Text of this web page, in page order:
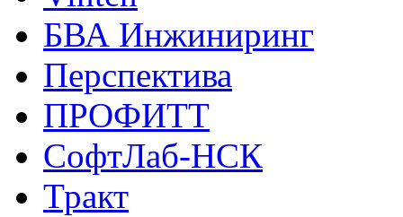
БВА Инжиниринг
Перспектива
ПРОФИТТ
СофтЛаб-НСК
Тракт